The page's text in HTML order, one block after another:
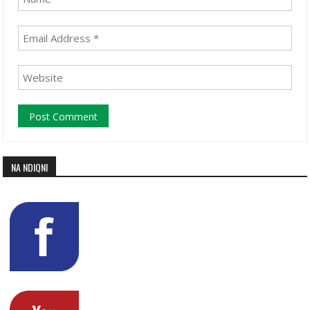
NA NDIQNI